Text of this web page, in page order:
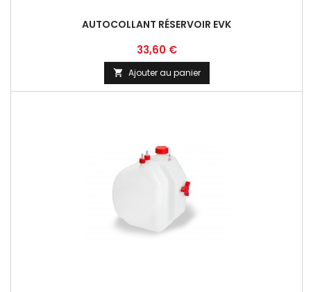
AUTOCOLLANT RÉSERVOIR EVK
Prix
33,60 €
 Ajouter au panier